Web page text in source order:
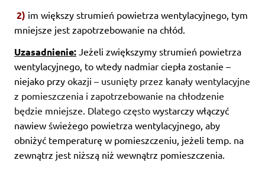
2) im większy strumień powietrza wentylacyjnego, tym
mniejsze jest zapotrzebowanie na chłód.
Uzasadnienie: Jeżeli zwiększymy strumień powietrza
wentylacyjnego, to wtedy nadmiar ciepła zostanie –
niejako przy okazji – usunięty przez kanały wentylacyjne
z pomieszczenia i zapotrzebowanie na chłodzenie
będzie mniejsze. Dlatego często wystarczy włączyć
nawiew świeżego powietrza wentylacyjnego, aby
obniżyć temperaturę w pomieszczeniu, jeżeli temp. na
zewnątrz jest niższą niż wewnątrz pomieszczenia.